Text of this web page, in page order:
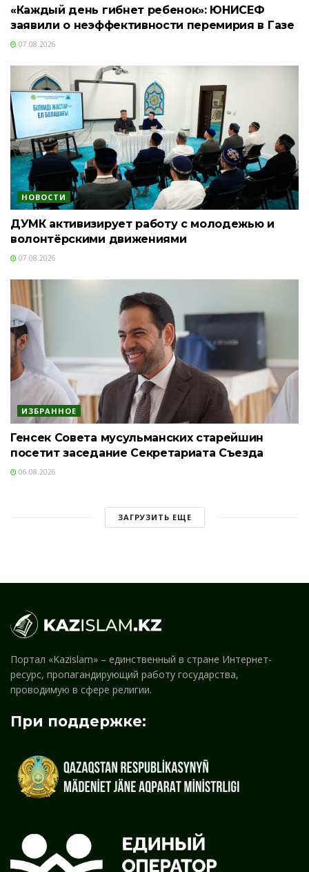
«Каждый день гибнет ребенок»: ЮНИСЕФ
заявили о неэффективности перемирия в Газе
07.08.2026
НОВОСТИ
ДУМК активизирует работу с молодежью и
волонтёрскими движениями
07.08.2026
ИЗБРАННОЕ
Генсек Совета мусульманских старейшин
посетит заседание Секретариата Съезда
06.08.2026
ЗАГРУЗИТЬ ЕЩЕ
Портал «Kazislam» – единственный в стране Интернет-
ресурс, пропагандирующий работу государства,
проводимую в сфере религии.
При поддержке: